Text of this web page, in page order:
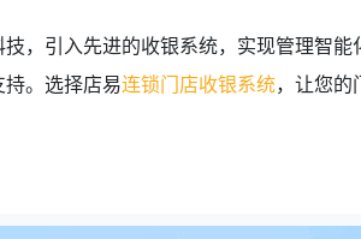
，引入先进的收银系统，实现管理智
。选择店易连锁门店收银系统，让您的